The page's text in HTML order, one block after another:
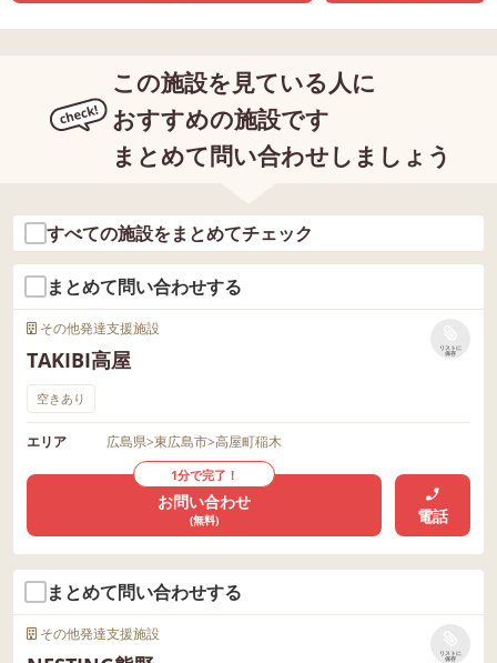
所 NESTING寺家 〠739-0040
広島県東広島市寺家駅前６－１８
ヒノモトマンショ
ン１A号室 📞082-430-7210 F
AX082-430-7220 お問い合わ
す♪ 🌟🌟🌟🌟🌟🌟🌟🌟🌟🌟🌟🌟🌟🌟🌟🌟
🌟🌟🌟🌟🌟
🌟🌟🌟🌟🌟🌟🌟🌟🌟🌟🌟🌟🌟🌟🌟🌟🌟🌟
この施設を見ている人に
おすすめの施設です
まとめて問い合わせしましょう
すべての施設をまとめてチェック
まとめて問い合わせする
その他発達支援施設
TAKIBI高屋
リストに
保存
空きあり
エリア 広島県>東広島市>高屋町稲木
1分で完了！
お問い合わせ
(無料) 電話
まとめて問い合わせする
その他発達支援施設
リストに
保存